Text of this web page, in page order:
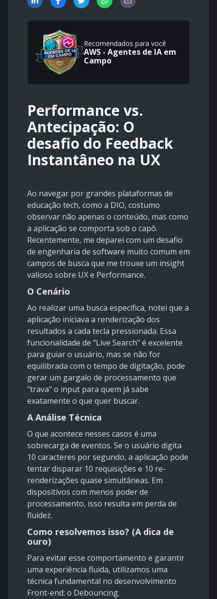
Recomendados para você
AWS - Agentes de IA em
Campo
Performance vs.
Antecipação: O
desafio do Feedback
Instantâneo na UX
Ao navegar por grandes plataformas de
educação tech, como a DIO, costumo
observar não apenas o conteúdo, mas como
a aplicação se comporta sob o capô.
Recentemente, me deparei com um desafio
de engenharia de software muito comum em
campos de busca que me trouxe um insight
valioso sobre UX e Performance.
O Cenário
Ao realizar uma busca específica, notei que a
aplicação iniciava a renderização dos
resultados a cada tecla pressionada. Essa
funcionalidade de "Live Search" é excelente
para guiar o usuário, mas se não for
equilibrada com o tempo de digitação, pode
gerar um gargalo de processamento que
"trava" o input para quem já sabe
exatamente o que quer buscar.
A Análise Técnica
O que acontece nesses casos é uma
sobrecarga de eventos. Se o usuário digita
10 caracteres por segundo, a aplicação pode
tentar disparar 10 requisições e 10 re-
renderizações quase simultâneas. Em
dispositivos com menos poder de
processamento, isso resulta em perda de
fluidez.
Como resolvemos isso? (A dica de
ouro)
Para evitar esse comportamento e garantir
uma experiência fluida, utilizamos uma
técnica fundamental no desenvolvimento
Front-end: o Debouncing.